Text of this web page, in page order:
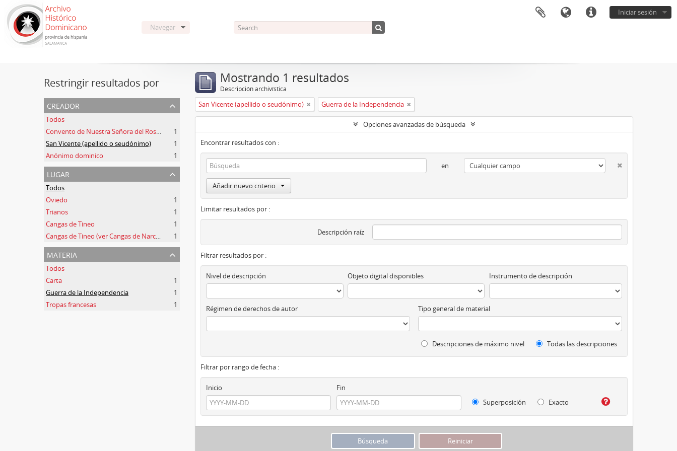
Iniciar sesión
Navegar
Restringir resultados por
creador
Todos
Convento de Nuestra Señora del Rosario de Oviedo
1
San Vicente (apellido o seudónimo)
1
Anónimo dominico
1
lugar
Todos
Oviedo
1
Trianos
1
Cangas de Tineo
1
Cangas de Tineo (ver Cangas de Narcea)
1
materia
Todos
Carta
1
Guerra de la Independencia
1
Tropas francesas
1
Mostrando 1 resultados
Descripción archivística
San Vicente (apellido o seudónimo) Guerra de la Independencia
Opciones avanzadas de búsqueda
Encontrar resultados con :
en
Añadir nuevo criterio
Limitar resultados por :
Descripción raíz
Filtrar resultados por :
Nivel de descripción Objeto digital disponibles Instrumento de descripción
Régimen de derechos de autor Tipo general de material
Descripciones de máximo nivel Todas las descripciones
Filtrar por rango de fecha :
Inicio
Fin
Superposición
Exacto